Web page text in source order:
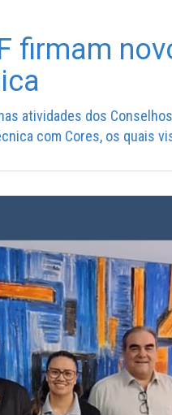
firmam
atividades dos
com Cores, os quais